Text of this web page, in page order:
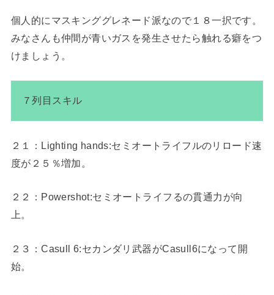
個人的にマスキンググレネード派なので１８一択です。
みなさんも仲間が青いガスを発生させたら触れる癖をつ
けましょう。
７列目スキル
２１：Lighting hands:セミオートライフルのリロード速
度が２５％増加。
２２：Powershot:セミオートライフるの貫通力が向
上。
２３：Casull 6:セカンダリ武器がCasull6になって開
始。